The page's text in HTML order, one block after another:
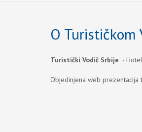
O Turističkom
Turistički Vodič Srbije -
Objedinjena web prezentacija